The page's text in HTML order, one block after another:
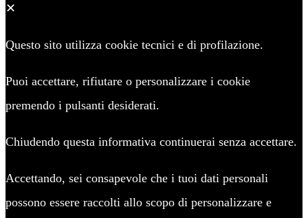
✕
Questo sito utilizza cookie tecnici e di profilazione.
Puoi accettare, rifiutare o personalizzare i cookie
premendo i pulsanti desiderati.
Chiudendo questa informativa continuerai senza accettare.
Accettando, sei consapevole che i tuoi dati personali
possono essere raccolti allo scopo di personalizzare e